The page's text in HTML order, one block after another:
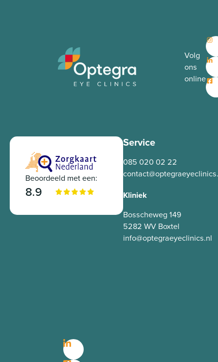
Volg
ons
online
Beoordeeld met een:
8.9
Service
085 020 02 22
Kliniek
Bosscheweg 149
5282 WV Boxtel
info@optegraeyeclinics.nl